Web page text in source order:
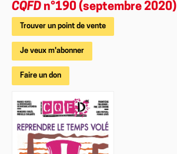
CQFD n°190 (septembre 2020)
Trouver un point de vente
Je veux m'abonner
Faire un don